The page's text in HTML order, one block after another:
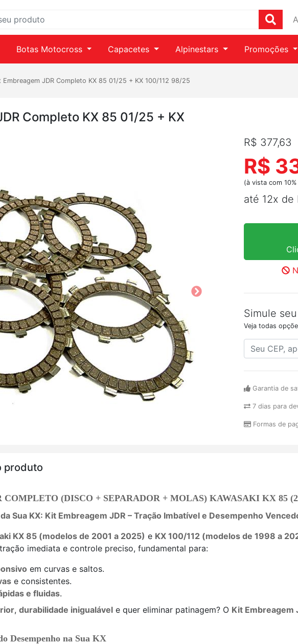
Botas Motocross Capacetes Alpinestars Promoções
Embreagem JDR Completo KX 85 01/25 + KX 100/112 98/25
Completo KX 85 01/25 + KX
R$ 377,63
R$
(à vista com
até 12x de
Simule
Veja todas
Garantia de
7 dias para
Formas de
produto
(DISCO + SEPARADOR + MOLAS) KAWASAKI KX 85
Sua KX: Kit Embreagem JDR – Tração Imbatível e Desempenho
KX 85 (modelos de 2001 a 2025) e KX 100/112 (modelos de 1998 a
imediata e controle preciso, fundamental para:
em curvas e saltos.
e consistentes.
e fluidas.
, durabilidade inigualável e quer eliminar patinagem? O Kit Embreagem
Desempenho na Sua KX